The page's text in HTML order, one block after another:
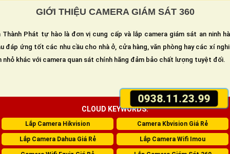
0938.11.23.99
GIỚI THIỆU CAMERA GIÁM SÁT 360
Thành Phát tự hào là đơn vị cung cấp và lắp camera giám sát an ninh
đáp ứng tốt các nhu cầu cho nhà ở, cửa hàng, văn phòng hay các xí
nhỏ khác với camera quan sát chính hãng đảm bảo chất lượng tuyệt đối.
CLOUD KEYWORDS:
Lắp Camera Hikvision Camera Kbvision Giá Rẻ
Lắp Camera Dahua Giá Rẻ Lắp Camera Wifi Imou